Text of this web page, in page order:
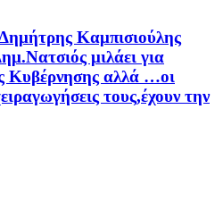
Καμπισιούλης
μιλάει για
Κυβέρνησης αλλά …οι
τους,έχουν την